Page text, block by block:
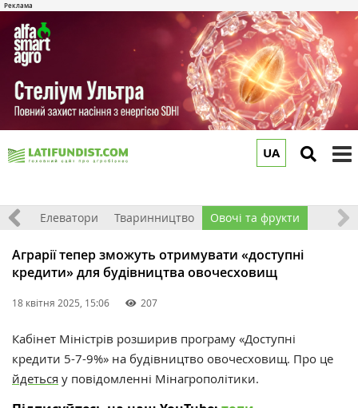
UA
Елеватори Тваринництво Овочі та фрукти
Аграрії тепер зможуть отримувати «доступні
кредити» для будівництва овочесховищ
18 квітня 2025, 15:06 207
Кабінет Міністрів розширив програму «Доступні
кредити 5-7-9%» на будівництво овочесховищ. Про це
йдеться у повідомленні Мінагрополітики.